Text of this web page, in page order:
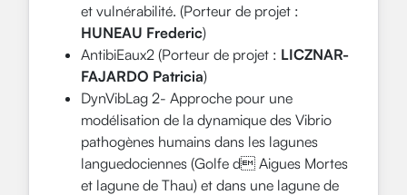
et vulnérabilité. (Porteur de projet :
HUNEAU Frederic)
AntibiEaux2 (Porteur de projet : LICZNAR-
FAJARDO Patricia)
DynVibLag 2- Approche pour une
modélisation de la dynamique des Vibrio
pathogènes humains dans les lagunes
languedociennes (Golfe d Aigues Mortes
et lagune de Thau) et dans une lagune de